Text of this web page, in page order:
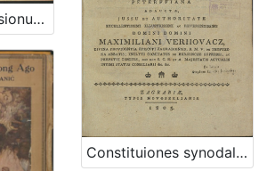
Cantuale processionum [pro ecclesia Zagrabiensi] ex veteri Zagrabiensis basilicae divi Stephani regis consuetudine institutum, zelo cultus divini firmatum, ac experimentali scientia probatorum virorum auctum, et approbatum
Constituiones synodales Ecclesiae Zagrabiensis pro clero dioecesano recusae et extractu notabiliorum pro jure ecclesiastico novissimo conciliorum ecclesiae Hungaricae e collectione Peterffiana adauctae / jussu et authoritate ... domini Maximiliani Verhovacz, divina providentia episcopi Zagrabiensis ...